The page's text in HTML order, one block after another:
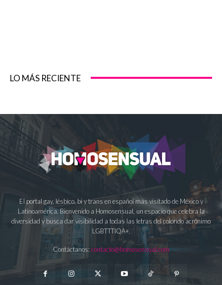
LO MÁS RECIENTE
El portal gay, lésbico, bi y trans en español más visitado de México y
Latinoamérica. Bienvenido a Homosensual, un espacio que celebra la
diversidad y busca dar visibilidad a todas las letras del colorido acrónimo
LGBTTTIQA+.
Contáctanos: contacto@homosensual.com